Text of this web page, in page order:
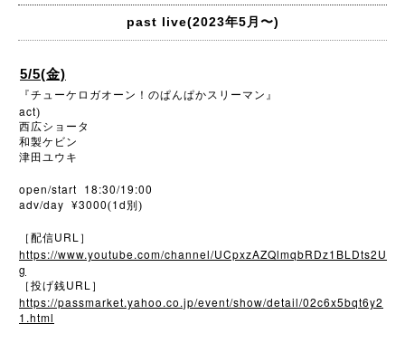
past live(2023年5月〜)
5/5(金)
『チューケロガオーン！のぱんぱかスリーマン』
act)
西広ショータ
和製ケビン
津田ユウキ
open/start 18:30/19:00
adv/day ¥3000(1d 別)
［配信URL ］
https://www.youtube.com/channel/UCpxzAZQlmqbRDz1BLDts2U
g
［投げ銭URL ］
https://passmarket.yahoo.co.jp/event/show/detail/02c6x5bqt6y2
1.html